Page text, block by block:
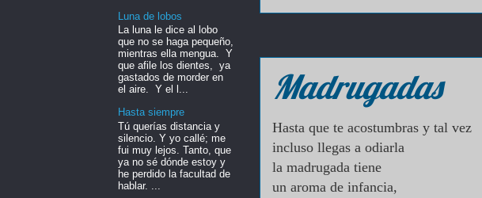
Madrugadas
Hasta que te acostumbras y tal vez
incluso llegas a odiarla
la madrugada tiene
un aroma de infancia,
Luna de lobos
La luna le dice al lobo
que no se haga pequeño,
mientras ella mengua. Y
que afile los dientes, ya
gastados de morder en
el aire. Y el l...
Hasta siempre
Tú querías distancia y
silencio. Y yo callé; me
fui muy lejos. Tanto, que
ya no sé dónde estoy y
he perdido la facultad de
hablar. ...